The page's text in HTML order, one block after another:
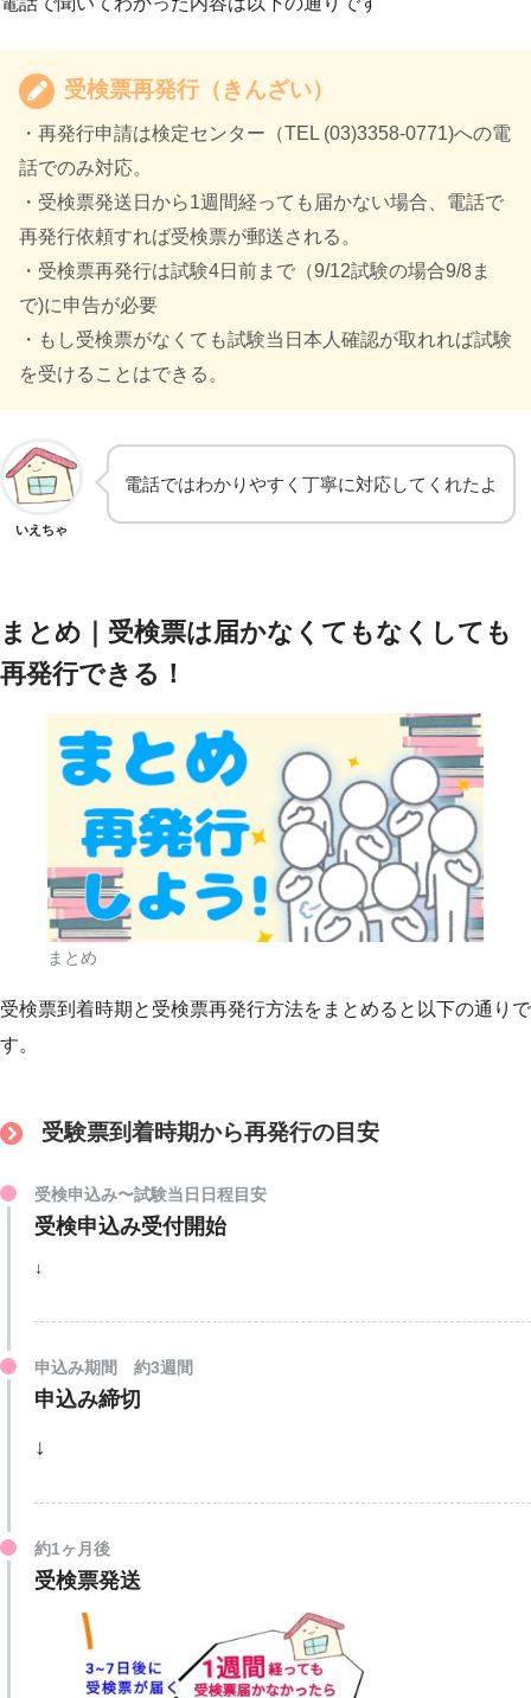
受検票再発行（きんざい）
・再発行申請は検定センター（TEL (03)3358-0771)への電
話でのみ対応。
・受検票発送日から1週間経っても届かない場合、電話で
再発行依頼すれば受検票が郵送される。
・受検票再発行は試験4日前まで（9/12試験の場合9/8ま
で)に申告が必要
・もし受検票がなくても試験当日本人確認が取れれば試験
を受けることはできる。
いえちゃ
電話ではわかりやすく丁寧に対応してくれたよ
まとめ｜受検票は届かなくてもなくしても
再発行できる！
まとめ
受検票到着時期と受検票再発行方法をまとめると以下の通りで
す。
受験票到着時期から再発行の目安
受検申込み〜試験当日日程目安
受検申込み受付開始
↓
申込み期間 約3週間
申込み締切
↓
約1ヶ月後
受検票発送